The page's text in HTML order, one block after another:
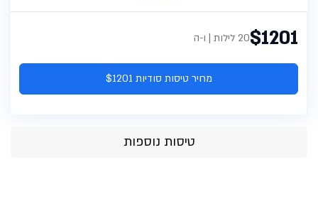
$120120 לילות | ו-ה
מחיר טיסות סודיות $1201
טיסות נוספות